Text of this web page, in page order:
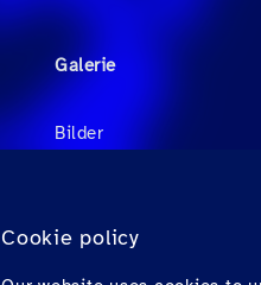
Cookie policy
Galerie
Bilder